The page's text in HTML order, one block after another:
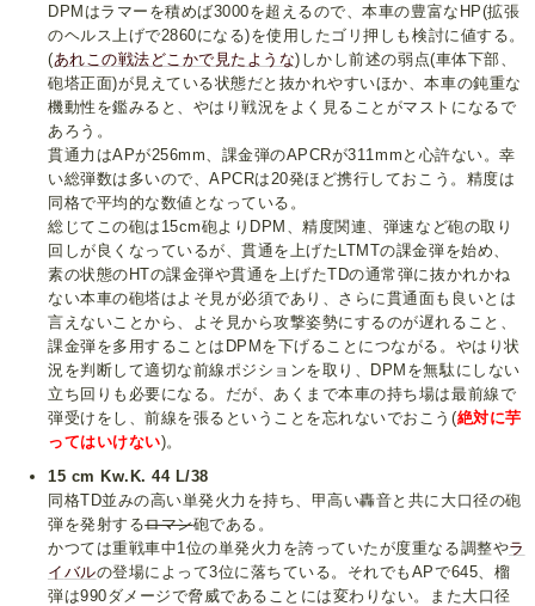
DPMはラマーを積めば3000を超えるので、本車の豊富なHP(拡張
のヘルス上げで2860になる)を使用したゴリ押しも検討に値する。
(あれこの戦法どこかで見たような)しかし前述の弱点(車体下部、
砲塔正面)が見えている状態だと抜かれやすいほか、本車の鈍重な
機動性を鑑みると、やはり戦況をよく見ることがマストになるで
あろう。
貫通力はAPが256mm、課金弾のAPCRが311mmと心許ない。幸
い総弾数は多いので、APCRは20発ほど携行しておこう。精度は
同格で平均的な数値となっている。
総じてこの砲は15cm砲よりDPM、精度関連、弾速など砲の取り
回しが良くなっているが、貫通を上げたLTMTの課金弾を始め、
素の状態のHTの課金弾や貫通を上げたTDの通常弾に抜かれかね
ない本車の砲塔はよそ見が必須であり、さらに貫通面も良いとは
言えないことから、よそ見から攻撃姿勢にするのが遅れること、
課金弾を多用することはDPMを下げることにつながる。やはり状
況を判断して適切な前線ポジションを取り、DPMを無駄にしない
立ち回りも必要になる。だが、あくまで本車の持ち場は最前線で
弾受けをし、前線を張るということを忘れないでおこう(絶対に芋
ってはいけない)。
15 cm Kw.K. 44 L/38
同格TD並みの高い単発火力を持ち、甲高い轟音と共に大口径の砲
弾を発射するロマン砲である。
かつては重戦車中1位の単発火力を誇っていたが度重なる調整やラ
イ バルの登場によって3位に落ちている。それでもAPで645、榴
弾は990ダメージで脅威であることには変わりない。また大口径